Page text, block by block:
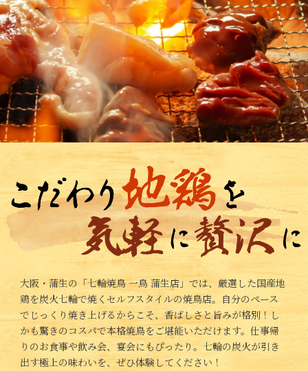
大阪・蒲生の「七輪焼鳥 一鳥 蒲生店」では、厳選した国産地
鶏を炭火七輪で焼くセルフスタイルの焼鳥店。自分のペース
でじっくり焼き上げるからこそ、香ばしさと旨みが格別！し
かも驚きのコスパで本格焼鳥をご堪能いただけます。仕事帰
りのお食事や飲み会、宴会にもぴったり。七輪の炭火が引き
出す極上の味わいを、ぜひ体験してください！